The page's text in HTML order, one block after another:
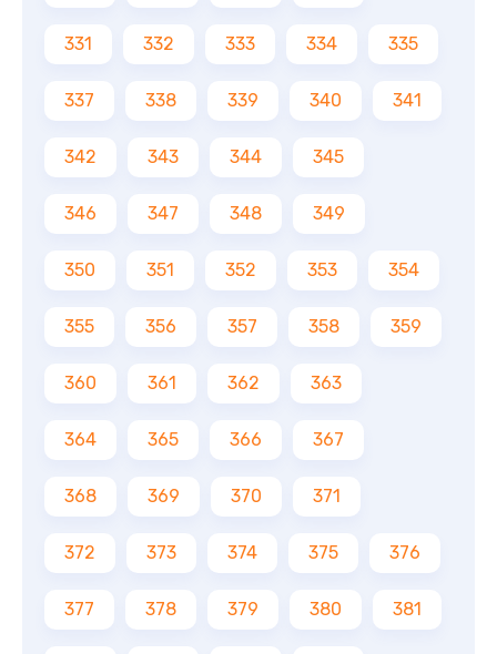
331 332 333 334 335
337 338 339 340 341
342 343 344 345
346 347 348 349
350 351 352 353 354
355 356 357 358 359
360 361 362 363
364 365 366 367
368 369 370 371
372 373 374 375 376
377 378 379 380 381